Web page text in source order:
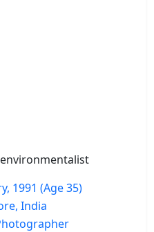
1991 (Age 35)
India